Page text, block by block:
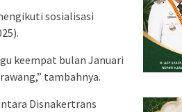
sosialisasi
keempat bulan Januari
tambahnya.
Disnakertrans